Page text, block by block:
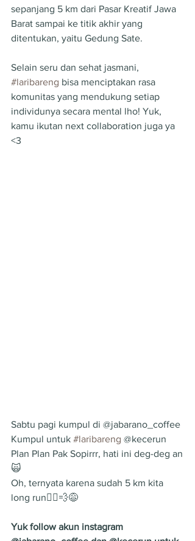
sepanjang 5 km dari Pasar Kreatif Jawa
Barat sampai ke titik akhir yang
ditentukan, yaitu Gedung Sate.
Selain seru dan sehat jasmani,
#laribareng bisa menciptakan rasa
komunitas yang mendukung setiap
individunya secara mental lho! Yuk,
kamu ikutan next collaboration juga ya
<3
Sabtu pagi kumpul di @jabarano_coffee
Kumpul untuk #laribareng @kecerun
Plan Plan Pak Sopirrr, hati ini deg-deg an
🙀
Oh, ternyata karena sudah 5 km kita
long run🏃‍♂️💨😅
Yuk follow akun instagram